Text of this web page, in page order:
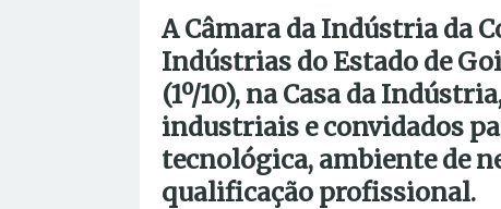
A Câmara da Indústria da
Indústrias do Estado de
(1º/10), na Casa da
industriais e convidados
tecnológica, ambiente de
qualificação profissional.